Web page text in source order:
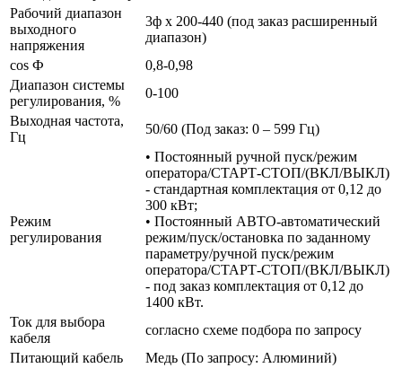
Рабочий диапазон
выходного
напряжения
3ф х 200-440 (под заказ расширенный
диапазон)
cos Ф
0,8-0,98
Диапазон системы
регулирования, %
0-100
Выходная частота,
Гц
50/60 (Под заказ: 0 – 599 Гц)
Режим
регулирования
• Постоянный ручной пуск/режим
оператора/СТАРТ-СТОП/(ВКЛ/ВЫКЛ)
- стандартная комплектация от 0,12 до
300 кВт;
• Постоянный АВТО-автоматический
режим/пуск/остановка по заданному
параметру/ручной пуск/режим
оператора/СТАРТ-СТОП/(ВКЛ/ВЫКЛ)
- под заказ комплектация от 0,12 до
1400 кВт.
Ток для выбора
кабеля
согласно схеме подбора по запросу
Питающий кабель
Медь (По запросу: Алюминий)